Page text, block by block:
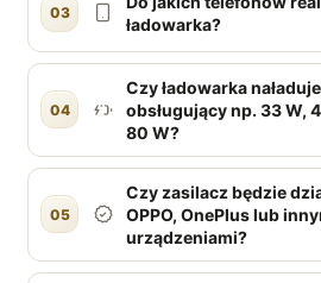
03
ładowarka?
04
Czy ładowarka
obsługujący np. 33 W,
80 W?
05
Czy zasilacz będzie
OPPO, OnePlus lub
urządzeniami?